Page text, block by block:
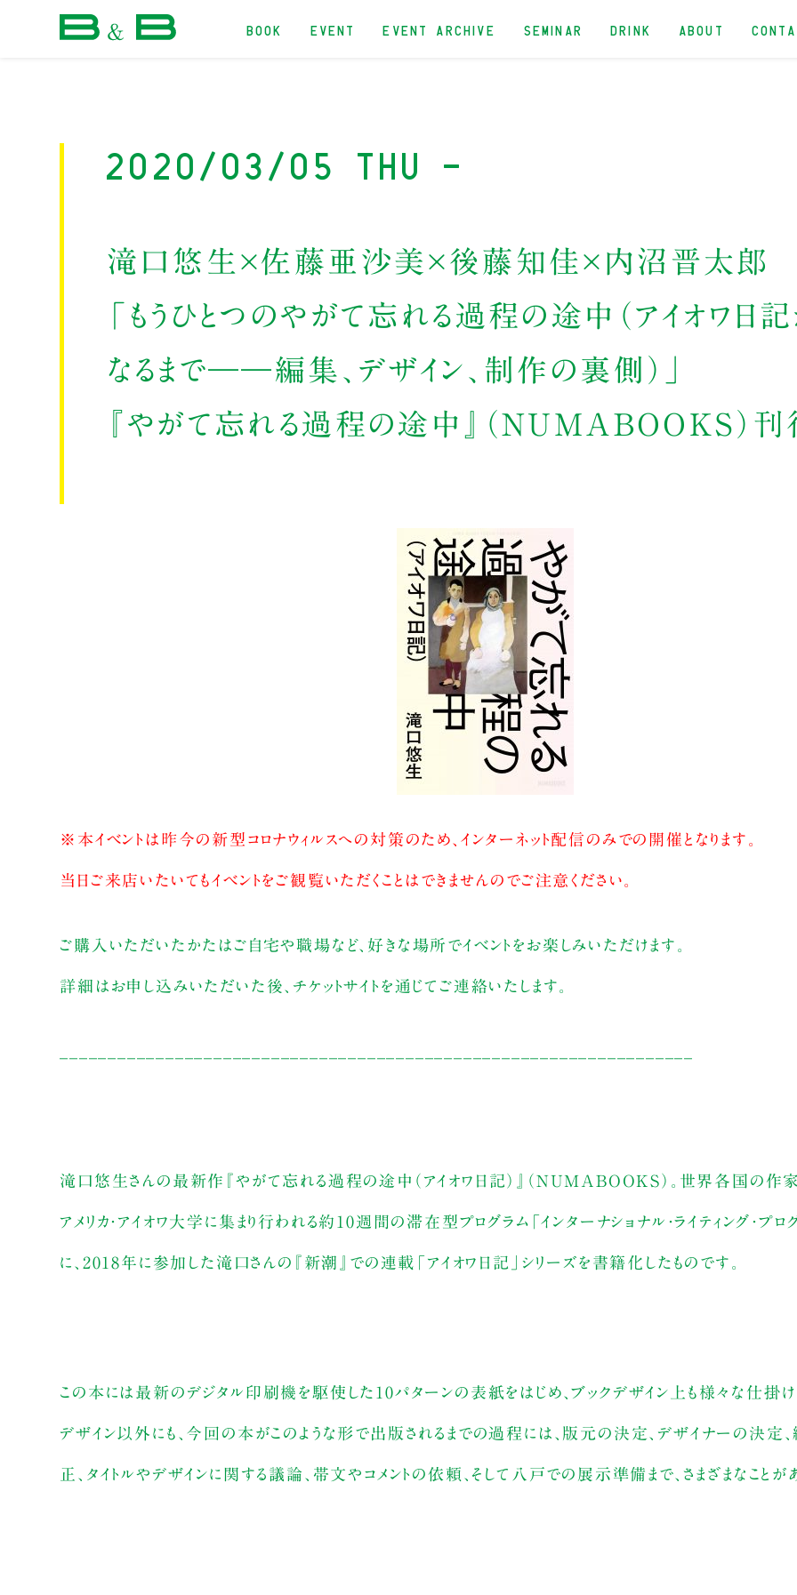
BOOK EVENT EVENT ARCHIVE SEMINAR DRINK ABOUT
2020/03/05 Thu -
滝口悠生×佐藤亜沙美×後藤知佳×内沼晋太郎
「もうひとつのやがて忘れる過程の途中（アイオワ日
なるまで――編集、デザイン、制作の裏側）」
『やがて忘れる過程の途中』（NUMABOOKS）
※本イベントは昨今の新型コロナウィルスへの対策のため、インターネット配信のみでの開催となります。
当日ご来店いたいてもイベントをご観覧いただくことはできませんのでご注意ください。
ご購入いただいたかたはご自宅や職場など、好きな場所でイベントをお楽しみいただけます。
詳細はお申し込みいただいた後、チケットサイトを通じてご連絡いたします。
滝口悠生さんの最新作『やがて忘れる過程の途中（アイオワ日記）』（NUMABOOKS）。世界各国の作
アメリカ・アイオワ大学に集まり行われる約10週間の滞在型プログラム「インターナショナル・ライティング・プロ
に、2018年に参加した滝口さんの『新潮』での連載「アイオワ日記」シリーズを書籍化したものです。
この本には最新のデジタル印刷機を駆使した10パターンの表紙をはじめ、ブックデザイン上も様々な仕掛け
デザイン以外にも、今回の本がこのような形で出版されるまでの過程には、版元の決定、デザイナーの決定
正、タイトルやデザインに関する議論、帯文やコメントの依頼、そして八戸での展示準備まで、さまざまなことがあ